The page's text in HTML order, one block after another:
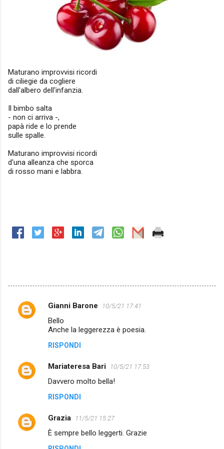
Maturano improvvisi ricordi
di ciliegie da cogliere
dall'albero dell'infanzia.
Il bimbo salta
- non ci arriva -,
papà ride e lo prende
sulle spalle.
Maturano improvvisi ricordi
d'una alleanza che sporca
di rosso mani e labbra.
C
e
n
Gianni Barone 10/5/21 17:41
Bello
Anche la leggerezza è poesia.
RISPONDI
Mariateresa Bari 10/5/21 17:53
Davvero molto bella!
RISPONDI
Grazia 11/5/21 15:27
È sempre bello leggerti. Grazie